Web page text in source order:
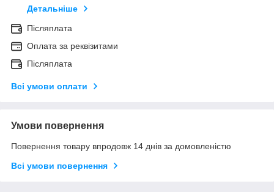
Детальніше
Післяплата
Оплата за реквізитами
Післяплата
Всі умови оплати
Умови повернення
Повернення товару впродовж 14 днів за домовленістю
Всі умови повернення